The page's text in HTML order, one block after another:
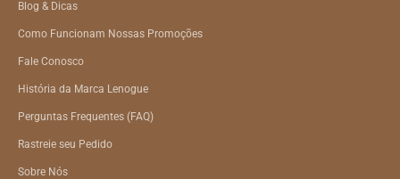
Blog & Dicas
Como Funcionam Nossas Promoções
Fale Conosco
História da Marca Lenogue
Perguntas Frequentes (FAQ)
Rastreie seu Pedido
Sobre Nós